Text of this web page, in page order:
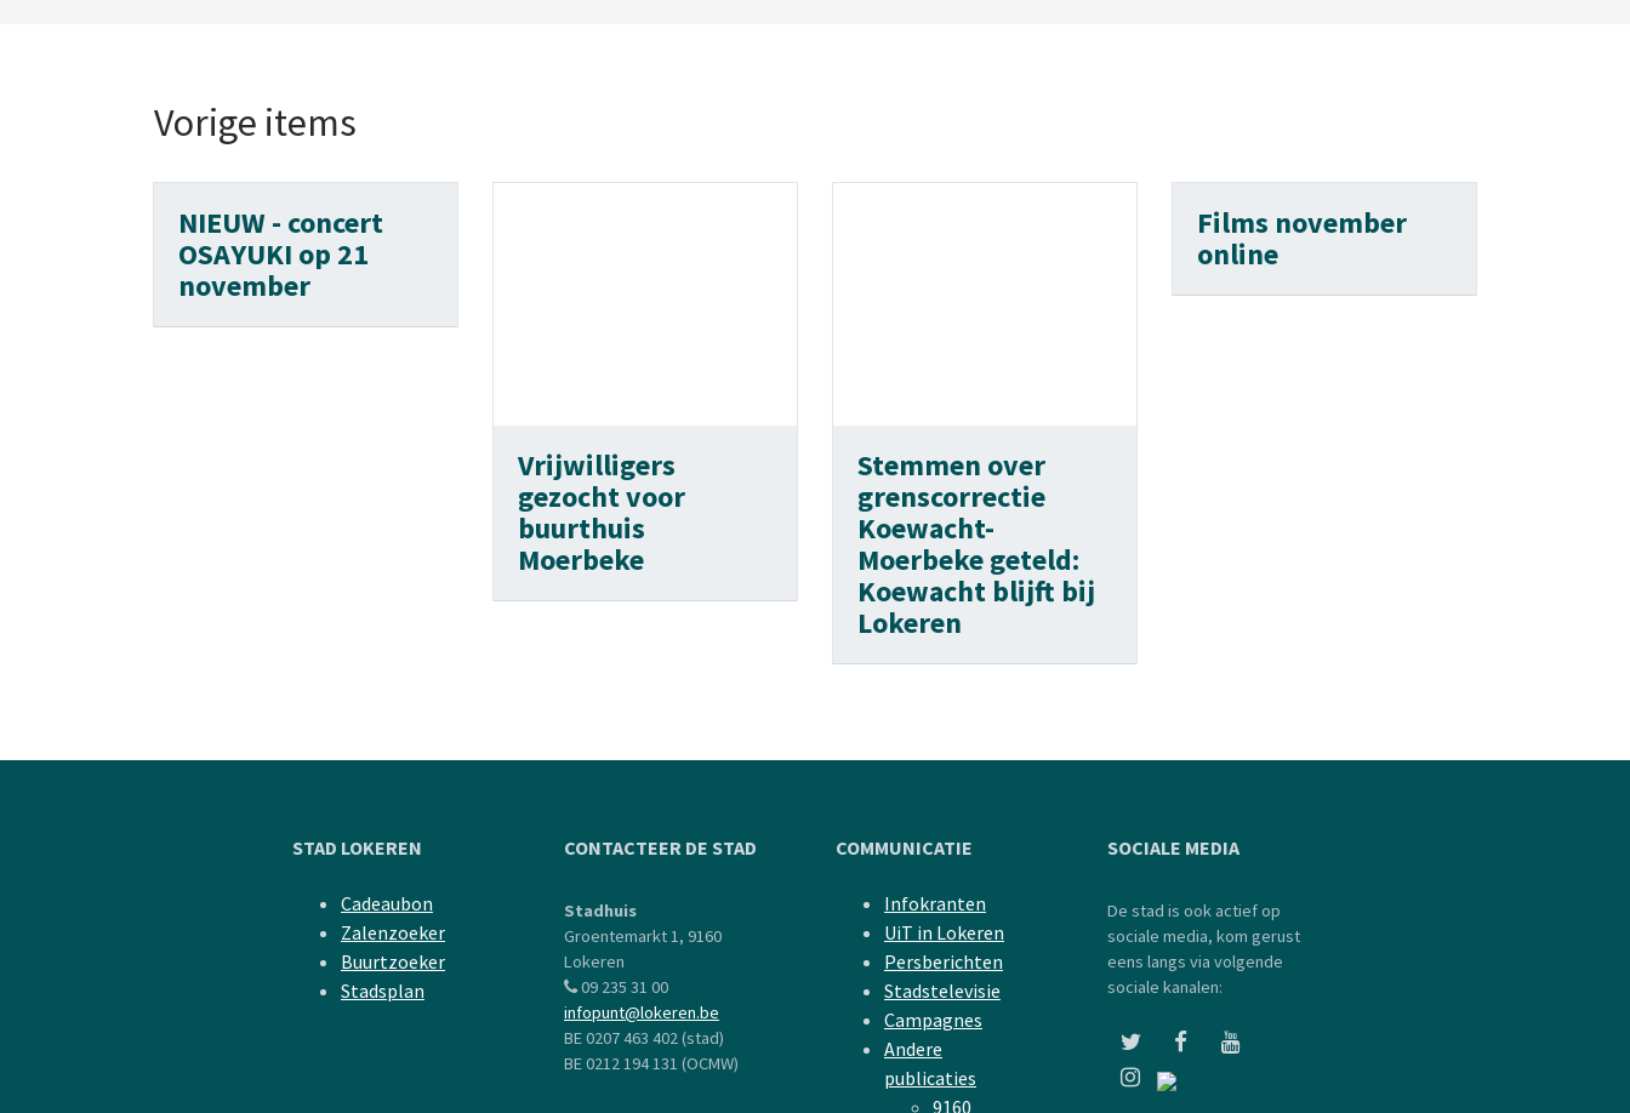
Vorige items
NIEUW - concert
OSAYUKI op 21
november
Vrijwilligers
gezocht voor
buurthuis
Moerbeke
Stemmen over
grenscorrectie
Koewacht-
Moerbeke geteld:
Koewacht blijft bij
Lokeren
Films november
online
STAD LOKEREN
Cadeaubon
Zalenzoeker
Buurtzoeker
Stadsplan
CONTACTEER DE STAD
Stadhuis
Groentemarkt 1, 9160
Lokeren
09 235 31 00
infopunt@lokeren.be
BE 0207 463 402 (stad)
BE 0212 194 131 (OCMW)
COMMUNICATIE
Infokranten
UiT in Lokeren
Persberichten
Stadstelevisie
Campagnes
Andere
publicaties
9160
SOCIALE MEDIA
De stad is ook actief op
sociale media, kom gerust
eens langs via volgende
sociale kanalen: